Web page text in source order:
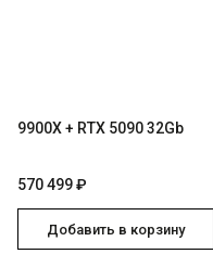
9900X + RTX 5090 32Gb
570 499 ₽
Добавить в корзину